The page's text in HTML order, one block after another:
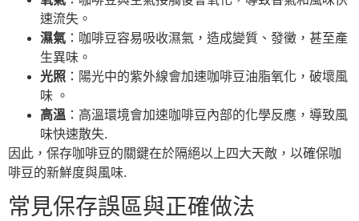
速流失。
濕氣 ：咖啡豆容易吸收濕氣，造成變質、發黴，甚至產
生異味。
光照 ：陽光中的紫外線會加速咖啡豆油脂氧化，破壞風
味 。
高溫 ：高溫環境會加速咖啡豆內部的化學反應，導致風
味快速散失.
因此，保存咖啡豆的關鍵在於隔絕以上四大天敵，以確保咖
啡豆的新鮮度與風味.
常見保存誤區與正確做法